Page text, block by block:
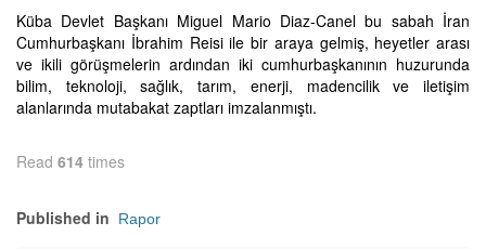
Küba Devlet Başkanı Miguel Mario Diaz-Canel bu sabah İran
Cumhurbaşkanı İbrahim Reisi ile bir araya gelmiş, heyetler arası
ve ikili görüşmelerin ardından iki cumhurbaşkanının huzurunda
bilim, teknoloji, sağlık, tarım, enerji, madencilik ve iletişim
alanlarında mutabakat zaptları imzalanmıştı.
Read 614 times
Published in Rapor